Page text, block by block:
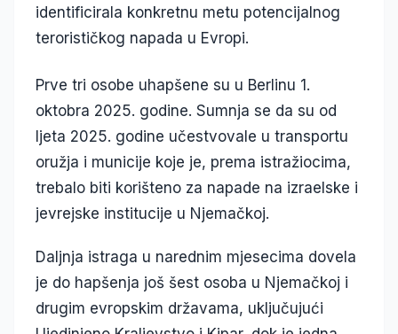
identificirala konkretnu metu potencijalnog
terorističkog napada u Evropi.
Prve tri osobe uhapšene su u Berlinu 1.
oktobra 2025. godine. Sumnja se da su od
ljeta 2025. godine učestvovale u transportu
oružja i municije koje je, prema istražiocima,
trebalo biti korišteno za napade na izraelske i
jevrejske institucije u Njemačkoj.
Daljnja istraga u narednim mjesecima dovela
je do hapšenja još šest osoba u Njemačkoj i
drugim evropskim državama, uključujući